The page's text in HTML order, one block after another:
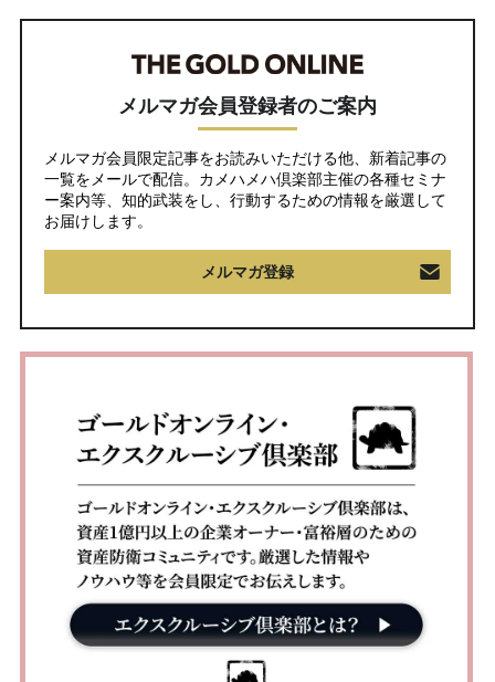
メルマガ会員登録者のご案内
メルマガ会員限定記事をお読みいただける他、新着記事の
一覧をメールで配信。カメハメハ倶楽部主催の各種セミナ
ー案内等、知的武装をし、行動するための情報を厳選して
お届けします。
メルマガ登録